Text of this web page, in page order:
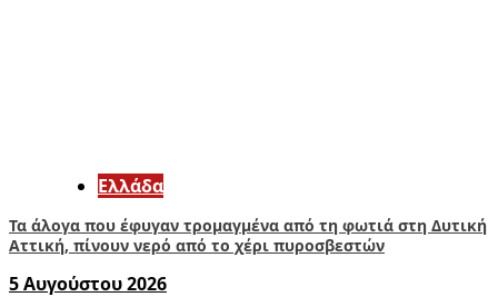
Ελλάδα
Τα άλογα που έφυγαν τρομαγμένα από τη φωτιά στη Δυτική
Αττική, πίνουν νερό από το χέρι πυροσβεστών
5 Αυγούστου 2026